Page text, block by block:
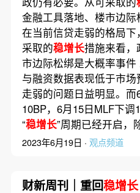
金融工具落地、楼市边
在当前信贷走弱的格局
采取的稳增长措施来看，
市边际松绑是大概率事
与融资数据表现低于市
走弱的问题日益明显。而
10BP，6月15日MLF下
“稳增长”周期已经开启
2023年6月19日 · 观点频道
财新周刊｜重回稳增长